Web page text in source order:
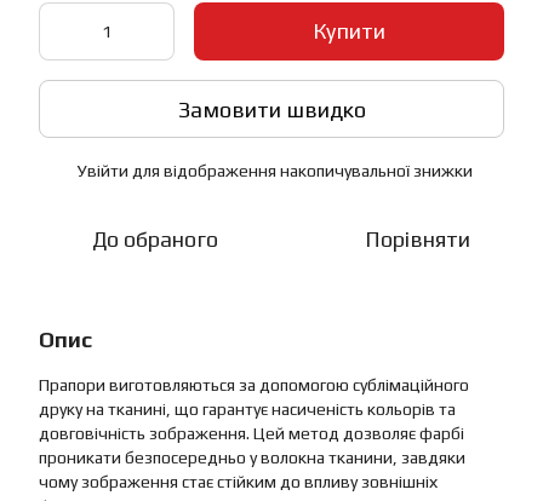
Купити
Замовити швидко
Увійти для відображення накопичувальної знижки
До обраного Порівняти
Опис
Прапори виготовляються за допомогою сублімаційного
друку на тканині, що гарантує насиченість кольорів та
довговічність зображення. Цей метод дозволяє фарбі
проникати безпосередньо у волокна тканини, завдяки
чому зображення стає стійким до впливу зовнішніх